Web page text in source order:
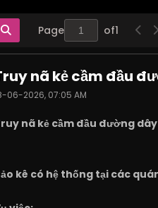
Page of1
nã kẻ cầm đầu
06-2026, 07:05 AM
nã kẻ cầm đầu đường
kê có hệ thống tại các